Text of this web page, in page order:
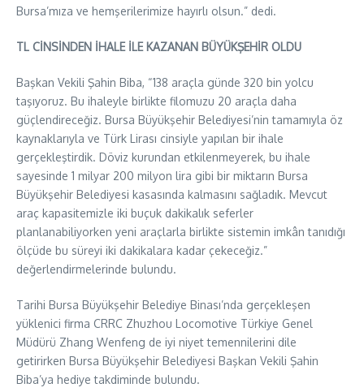
Bursa’mıza ve hemşerilerimize hayırlı olsun.” dedi.
TL CİNSİNDEN İHALE İLE KAZANAN BÜYÜKŞEHİR OLDU
Başkan Vekili Şahin Biba, “138 araçla günde 320 bin yolcu
taşıyoruz. Bu ihaleyle birlikte filomuzu 20 araçla daha
güçlendireceğiz. Bursa Büyükşehir Belediyesi’nin tamamıyla öz
kaynaklarıyla ve Türk Lirası cinsiyle yapılan bir ihale
gerçekleştirdik. Döviz kurundan etkilenmeyerek, bu ihale
sayesinde 1 milyar 200 milyon lira gibi bir miktarın Bursa
Büyükşehir Belediyesi kasasında kalmasını sağladık. Mevcut
araç kapasitemizle iki buçuk dakikalık seferler
planlanabiliyorken yeni araçlarla birlikte sistemin imkân tanıdığı
ölçüde bu süreyi iki dakikalara kadar çekeceğiz.”
değerlendirmelerinde bulundu.
Tarihi Bursa Büyükşehir Belediye Binası’nda gerçekleşen
yüklenici firma CRRC Zhuzhou Locomotive Türkiye Genel
Müdürü Zhang Wenfeng de iyi niyet temennilerini dile
getirirken Bursa Büyükşehir Belediyesi Başkan Vekili Şahin
Biba’ya hediye takdiminde bulundu.